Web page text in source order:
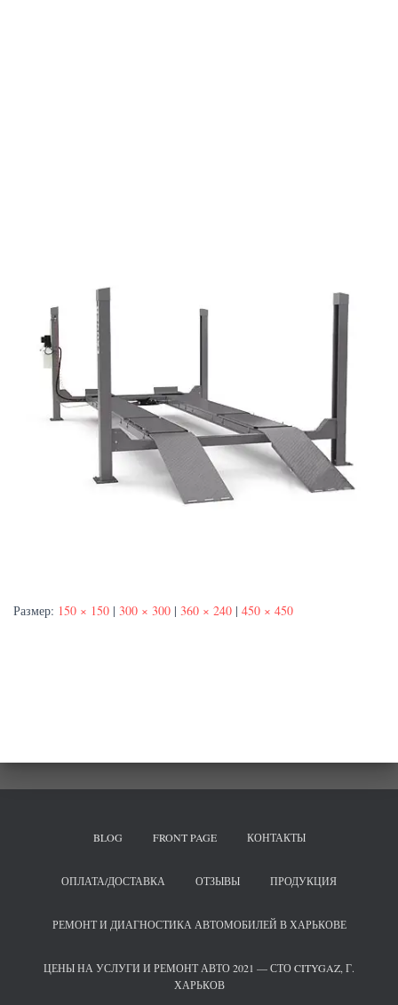
Размер: 150 × 150 | 300 × 300 | 360 × 240 | 450 × 450
BLOG FRONT PAGE КОНТАКТЫ
ОПЛАТА/ДОСТАВКА ОТЗЫВЫ ПРОДУКЦИЯ
РЕМОНТ И ДИАГНОСТИКА АВТОМОБИЛЕЙ В ХАРЬКОВЕ
ЦЕНЫ НА УСЛУГИ И РЕМОНТ АВТО 2021 — СТО CITYGAZ, Г.
ХАРЬКОВ